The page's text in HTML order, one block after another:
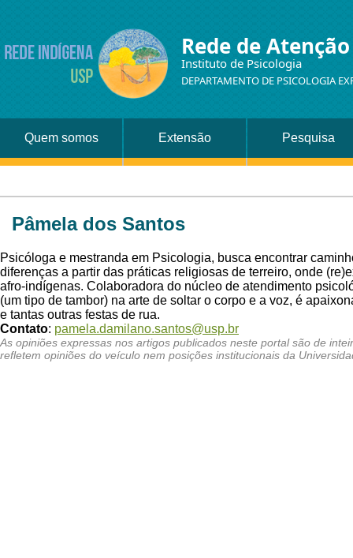
Rede de
Instituto de Psicologia
DEPARTAMENTO DE PSICOLOGIA
Quem somos Extensão Pesquisa
Pâmela dos Santos
Psicóloga e mestranda em Psicologia, busca encontrar
diferenças a partir das práticas religiosas de terreiro, onde
afro-indígenas. Colaboradora do núcleo de atendimento
(um tipo de tambor) na arte de soltar o corpo e a voz, é
e tantas outras festas de rua.
Contato: pamela.damilano.santos@usp.br